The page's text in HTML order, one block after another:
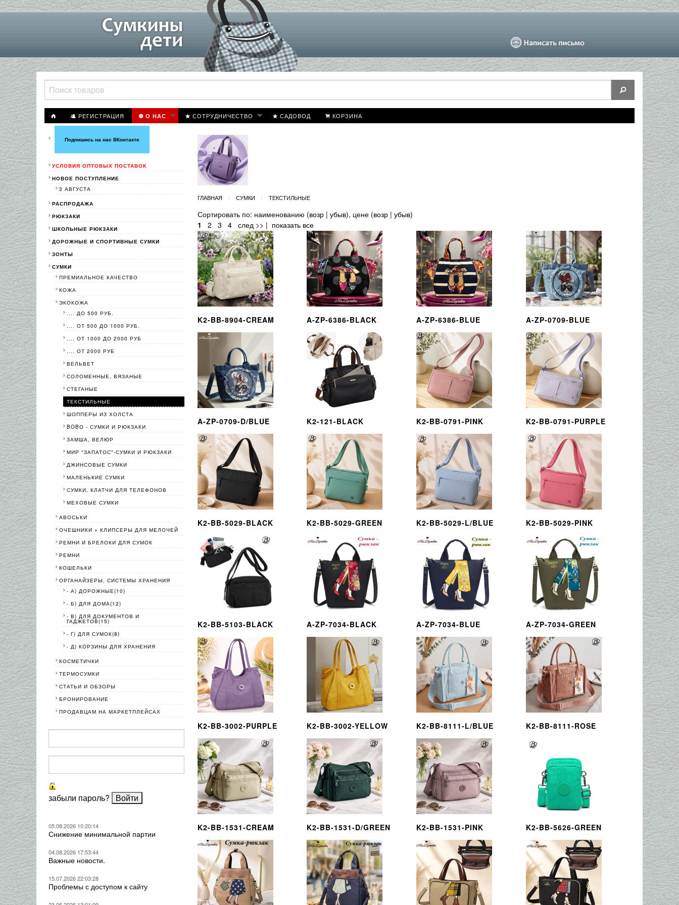
РЕГИСТРАЦИЯ О НАС СОТРУДНИЧЕСТВО САДОВОД КОРЗИНА
ГЛАВНАЯ СУМКИ ТЕКСТИЛЬНЫЕ
Сортировать по: наименованию (возр| убыв), цене (возр| убыв)
1
2 3 4 след >> | показать все
K2-BB-8904-CREAM A-ZP-6386-BLACK A-ZP-6386-BLUE A-ZP-0709-BLUE
A-ZP-0709-D/BLUE K2-121-BLACK K2-BB-0791-PINK K2-BB-0791-PURPLE
K2-BB-5029-BLACK K2-BB-5029-GREEN K2-BB-5029-L/BLUE K2-BB-5029-PINK
K2-BB-5103-BLACK A-ZP-7034-BLACK A-ZP-7034-BLUE A-ZP-7034-GREEN
K2-BB-3002-PURPLE K2-BB-3002-YELLOW K2-BB-8111-L/BLUE K2-BB-8111-ROSE
K2-BB-1531-CREAM K2-BB-1531-D/GREEN K2-BB-1531-PINK K2-BB-5626-GREEN
Подпишись на нас ВКонтакте
УСЛОВИЯ ОПТОВЫХ ПОСТАВОК
НОВОЕ ПОСТУПЛЕНИЕ
3 АВГУСТА
РАСПРОДАЖА
РЮКЗАКИ
ШКОЛЬНЫЕ РЮКЗАКИ
ДОРОЖНЫЕ И СПОРТИВНЫЕ СУМКИ
ЗОНТЫ
СУМКИ
ПРЕМИАЛЬНОЕ КАЧЕСТВО
КОЖА
ЭКОКОЖА
.... ДО 500 РУБ.
.... ОТ 500 ДО 1000 РУБ.
.... ОТ 1000 ДО 2000 РУБ
.... ОТ 2000 РУБ
ВЕЛЬВЕТ
СОЛОМЕННЫЕ, ВЯЗАНЫЕ
СТЕГАНЫЕ
ТЕКСТИЛЬНЫЕ
ШОППЕРЫ ИЗ ХОЛСТА
BOBО - СУМКИ И РЮКЗАКИ
ЗАМША, ВЕЛЮР
МИР "ЗАПАТОС"-СУМКИ И РЮКЗАКИ
ДЖИНСОВЫЕ СУМКИ
МАЛЕНЬКИЕ СУМКИ
СУМКИ, КЛАТЧИ ДЛЯ ТЕЛЕФОНОВ
МЕХОВЫЕ СУМКИ
АВОСЬКИ
ОЧЕШНИКИ + КЛИПСЕРЫ ДЛЯ МЕЛОЧЕЙ
РЕМНИ И БРЕЛОКИ ДЛЯ СУМОК
РЕМНИ
КОШЕЛЬКИ
ОРГАНАЙЗЕРЫ, СИСТЕМЫ ХРАНЕНИЯ
- А) ДОРОЖНЫЕ(10)
- Б) ДЛЯ ДОМА(12)
- В) ДЛЯ ДОКУМЕНТОВ И
ГАДЖЕТОВ(15)
- Г) ДЛЯ СУМОК(8)
- Д) КОРЗИНЫ ДЛЯ ХРАНЕНИЯ
КОСМЕТИЧКИ
ТЕРМОСУМКИ
СТАТЬИ И ОБЗОРЫ
БРОНИРОВАНИЕ
ПРОДАВЦАМ НА МАРКЕТПЛЕЙСАХ
забыли пароль?
05.08.2026 10:20:14
Снижение минимальной партии
04.08.2026 17:53:44
Важные новости.
15.07.2026 22:03:28
Проблемы с доступом к сайту